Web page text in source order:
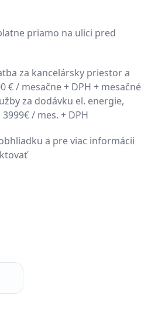
priamo na ulici pred
za kancelársky priestor a
€ / mesačne + DPH + mesačné
za dodávku el. energie,
/ mes. + DPH
a pre viac informácii